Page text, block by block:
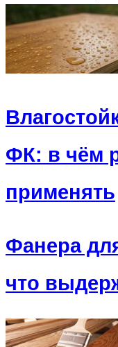
ФК: в чём
применять
Фанера
что